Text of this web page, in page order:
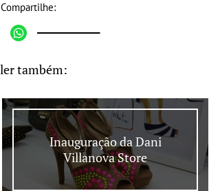
também:
Inauguração da Dani
Villanova Store